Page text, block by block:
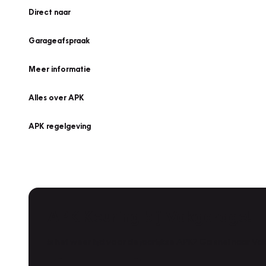
Direct naar
Garageafspraak
Meer informatie
Alles over APK
APK regelgeving